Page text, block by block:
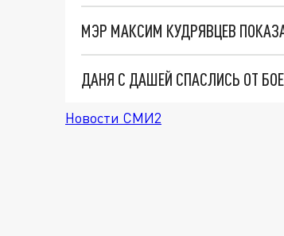
ДАНЯ С ДАШЕЙ СПАСЛИСЬ ОТ
Новости СМИ2